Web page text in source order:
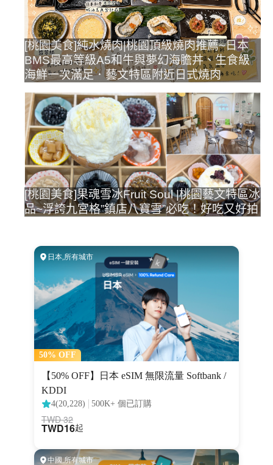
[桃園美食]純水燒肉|桃園頂級燒肉推薦~日本
BMS最高等級A5和牛與夢幻海膽丼、生食級
海鮮一次滿足．藝文特區附近日式燒肉
[桃園美食]果魂雪冰Fruit Soul |桃園藝文特區冰
品~浮誇九宮格”鎮店八寶雪”必吃！好吃又好拍